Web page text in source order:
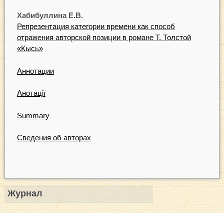
Хабибуллина Е.В.
Репрезентация категории времени как способ
отражения авторской позиции в романе Т. Толстой
«Кысь»
Аннотации
Анотації
Summary
Сведения об авторах
Журнал